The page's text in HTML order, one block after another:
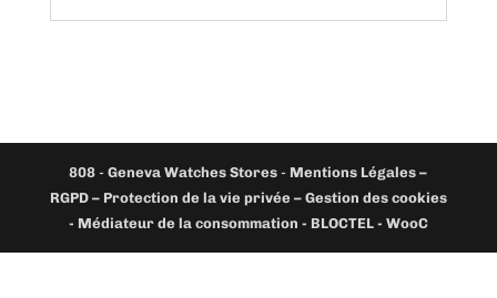
808 -Geneva Watches Stores - Mentions Légales –
RGPD – Protection de la vie privée – Gestion des cookies
- Médiateur de la consommation - BLOCTEL - WooC